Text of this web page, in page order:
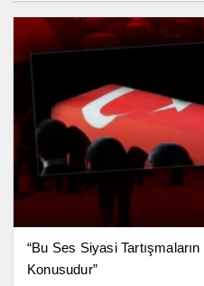
“Bu Ses Siyasi
Konusudur”